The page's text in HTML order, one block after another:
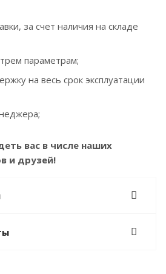
за счет наличия на складе
параметрам;
на весь срок эксплуатации
вас в числе наших
и друзей!